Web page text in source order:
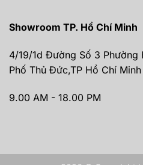
Showroom TP. Hồ Chí Minh
4/19/1d Đường Số 3 Phường
Phố Thủ Đức,TP Hồ Chí Minh
9.00 AM - 18.00 PM